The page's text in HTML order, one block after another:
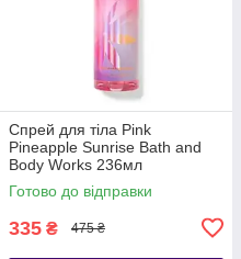
Спрей для тіла Pink
Pineapple Sunrise Bath and
Body Works 236мл
Готово до відправки
335 ₴ 475 ₴